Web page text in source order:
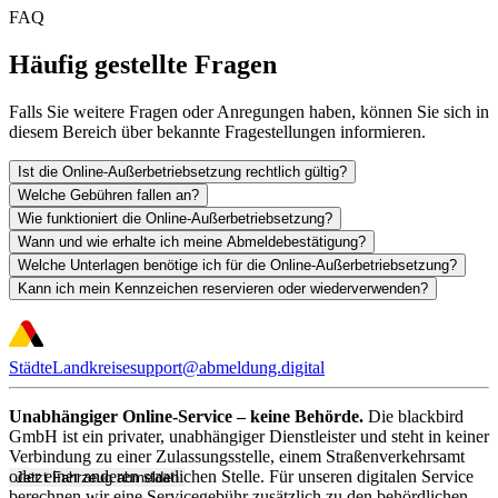
FAQ
Häufig gestellte Fragen
Falls Sie weitere Fragen oder Anregungen haben, können Sie sich in
diesem Bereich über bekannte Fragestellungen informieren.
Ist die Online-Außerbetriebsetzung rechtlich gültig?
Welche Gebühren fallen an?
Wie funktioniert die Online-Außerbetriebsetzung?
Wann und wie erhalte ich meine Abmeldebestätigung?
Welche Unterlagen benötige ich für die Online-Außerbetriebsetzung?
Kann ich mein Kennzeichen reservieren oder wiederverwenden?
Jetzt Fahrzeug abmelden
StädteLandkreisesupport@abmeldung.digital
Unabhängiger Online-Service – keine Behörde. Die blackbird
GmbH ist ein privater, unabhängiger Dienstleister und steht in keiner
Verbindung zu einer Zulassungsstelle, einem Straßenverkehrsamt
oder einer anderen staatlichen Stelle. Für unseren digitalen Service